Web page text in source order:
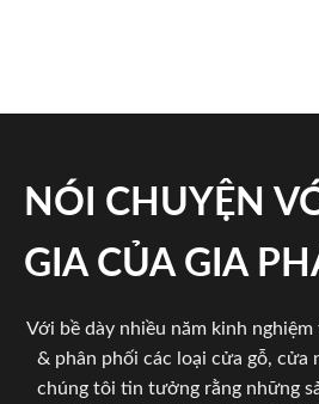
NÓI CHUYỆN
GIA CỦA GIA
Với bề dày nhiều năm kinh
& phân phối các loại cửa gỗ, cửa
chúng tôi tin tưởng rằng những